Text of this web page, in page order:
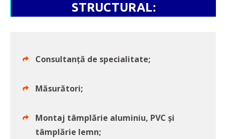
STRUCTURAL:
Consultanță de specialitate;
Măsurători;
Montaj tâmplărie aluminiu, PVC și
tâmplărie lemn;